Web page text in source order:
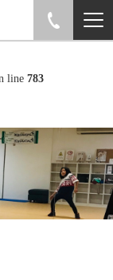
Did you mean
line 783